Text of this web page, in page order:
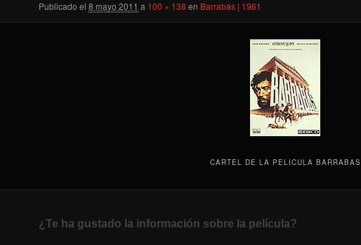
Publicado el 8 mayo 2011 a 100 × 138 en Barrabás | 1961
CARTEL DE LA PELICULA BARRABAS
¿Te ha gustado la información sobre la película?